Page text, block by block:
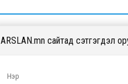
ARSLAN.mn сайтад сэтгэгдэл